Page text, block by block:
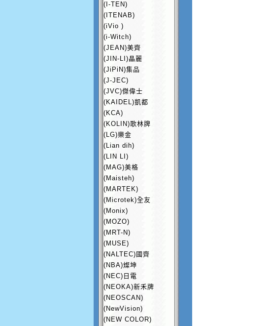
(I-TEN)
(ITENAB)
(iVio )
(i-Witch)
(JEAN)美齊
(JIN-LI)晶麗
(JiPiN)集品
(J-JEC)
(JVC)傑偉士
(KAIDEL)凱都
(KCA)
(KOLIN)歌林牌
(LG)樂金
(Lian dih)
(LIN LI)
(MAG)美格
(Maisteh)
(MARTEK)
(Microtek)全友
(Monix)
(MOZO)
(MRT-N)
(MUSE)
(NALTEC)國齊
(NBA)燦坤
(NEC)日電
(NEOKA)新禾牌
(NEOSCAN)
(NewVision)
(NEW COLOR)